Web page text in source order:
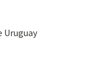
Uruguay